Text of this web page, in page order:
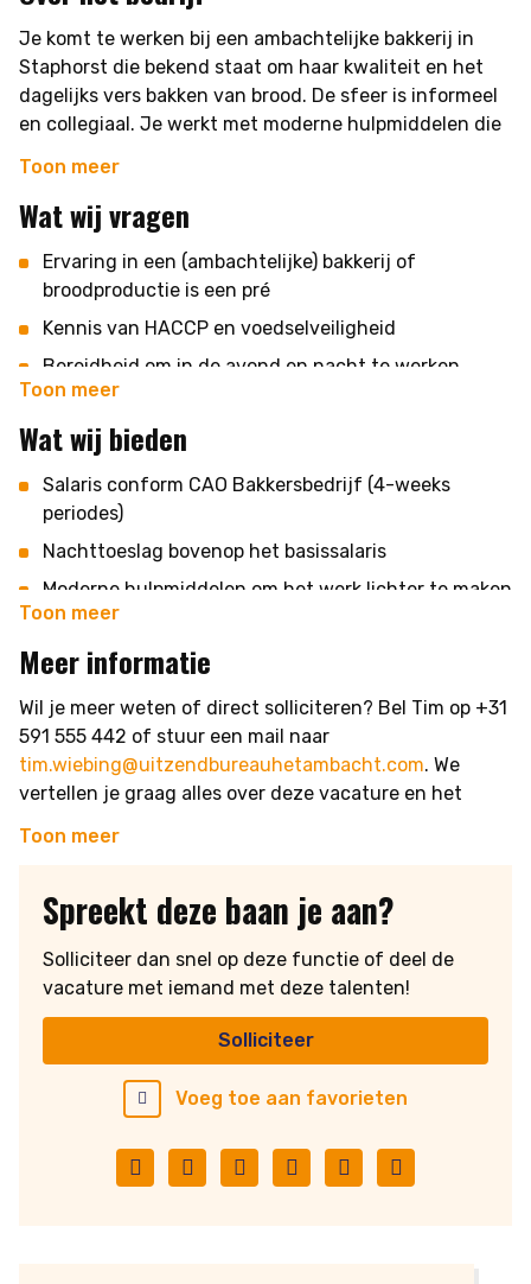
Op een doorsnee werkdag houd jij je bezig met:
Het voorbereiden, kneden en verwerken van deeg
Het bedienen van ovens en bakkerijmachines
Het uitvoeren van ruimwerk en
schoonmaakwerkzaamheden
diensten starten meestal tussen 19:00 en 20:00 uur
en duren gemiddeld 8 uur, tot ongeveer 4:00 uur. Je
werkt dus in de avond en nacht, maar het grootste
deel van de uren zijn buiten de diepste nacht.
Is werken met verse producten en het juiste team in
een warme bakkerij iets voor jou? Solliciteer direct en
rij samen met ons de nacht in voor het lekkerste brood
van Staphorst!
Je komt te werken bij een ambachtelijke bakkerij in
Staphorst die bekend staat om haar kwaliteit en het
dagelijks vers bakken van brood. De sfeer is informeel
en collegiaal. Je werkt met moderne hulpmiddelen die
brood van de regio.
Toon meer
Wat wij vragen
Ervaring in een (ambachtelijke) bakkerij of
broodproductie is een pré
Kennis van HACCP en voedselveiligheid
Bereidheid om in de avond en nacht te werken
Fysiek in staat om staand en actief werk uit te
voeren
Zelfstandig kunnen werken, maar ook een
teamplayer zijn
Betrouwbaar en gemotiveerd
Toon meer
Wat wij bieden
Salaris conform CAO Bakkersbedrijf (4-weeks
periodes)
Nachttoeslag bovenop het basissalaris
Moderne hulpmiddelen om het werk lichter te maken
Een warm en collegiaal team
Werken bij een ambachtelijke en groeiende bakkerij
Ruimte voor ontwikkeling en
doorgroeimogelijkheden
Werkweek van 32 tot 40 uur
Toon meer
Meer informatie
Wil je meer weten of direct solliciteren? Bel Tim op +31
591 555 442 of stuur een mail naar
tim.wiebing@uitzendbureauhetambacht.com. We
vertellen je graag alles over deze vacature en het
Toon meer
Spreekt deze baan je aan?
Solliciteer dan snel op deze functie of deel de
vacature met iemand met deze talenten!
FacebookTwitterLinkedInPinterestWhatsApp
Solliciteer
Voeg toe aan favorieten